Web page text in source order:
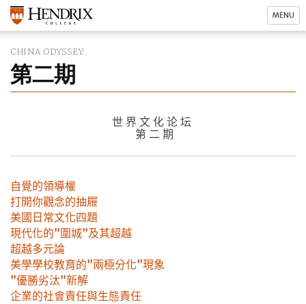
MENU
CHINA ODYSSEY
第二期
世界文化论坛
第二期
自覺的領導權
打開你觀念的抽屜
美國日常文化四題
現代化的”圍城”及其超越
超越多元論
美學學校教育的”兩極分化”現象
”優勝劣汰”新解
企業的社會責任與生態責任